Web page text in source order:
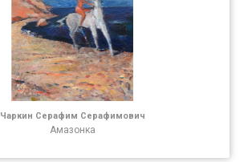
Чаркин Серафим Серафимович
Амазонка